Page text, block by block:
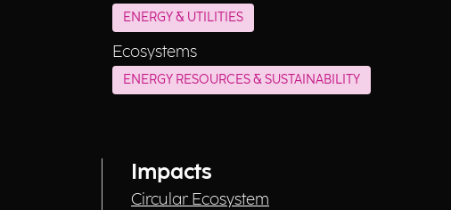
ENERGY & UTILITIES
Ecosystems
ENERGY RESOURCES & SUSTAINABILITY
Impacts
Circular Ecosystem